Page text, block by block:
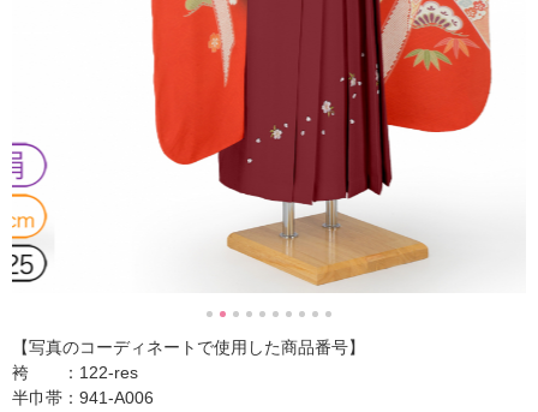
【写真のコーディネートで使用した商品番号】
袴 ：122-res
半巾帯：941-A006